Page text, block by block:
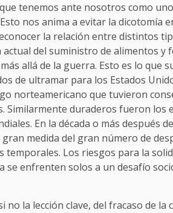
tenemos ante nosotros como
nos anima a evitar la dicotomía
la relación entre distintos
del suministro de alimentos y
allá de la guerra. Esto es lo que
de ultramar para los Estados
norteamericano que tuvieron
Similarmente duraderos fueron los
En la década o más después
medida del gran número de
temporales. Los riesgos para la
se enfrenten solos a un desafío
no la lección clave, del fracaso de